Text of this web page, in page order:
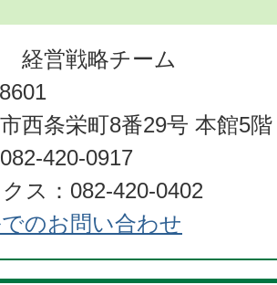
経営戦略チーム
西条栄町8番29号 本館5階
420-0917
ス：082-420-0402
のお問い合わせ